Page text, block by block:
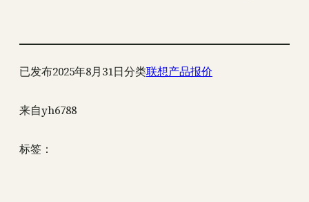
已发布2025年8月31日分类联想产品报价
来自yh6788
标签：